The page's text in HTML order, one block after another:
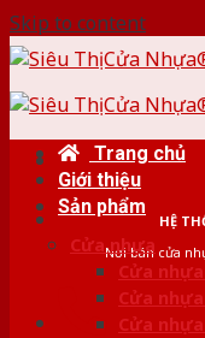
Skip to content
HỆ
Nơi bán cửa
Trang chủ
Giới thiệu
Sản phẩm
Cửa nhựa
Cửa
Cửa
Cửa